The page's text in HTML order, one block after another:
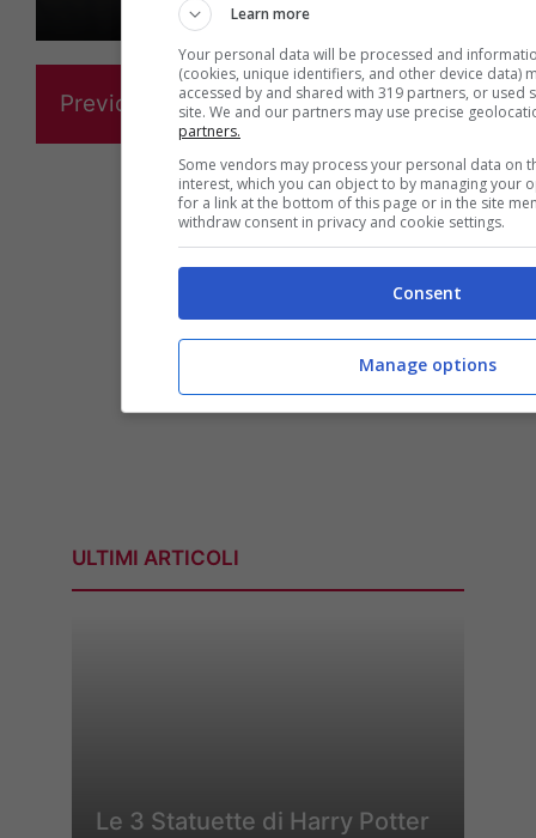
Previous 1 … 5 6 7 8
ULTIMI ARTICOLI
Le 3 Statuette di Harry Potter
Learn more
Your personal data will be processed and
(cookies, unique identifiers, and other device data)
accessed by and shared with 319 partners, or used
site. We and our partners may use precise
partners.
Some vendors may process your personal data on
interest, which you can object to by managing your
for a link at the bottom of this page or in the site
withdraw consent in privacy and cookie settings.
Consent
Manage options